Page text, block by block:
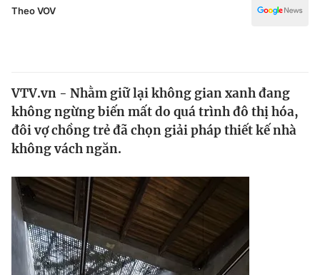
Thế giới
Tin tức
Thế giới đó đây
Câu chuyện quốc tế
Tài chính
Thị trường
Góc doanh nghiệp
Dữ liệu và đời sống
Truyền hình
Y tế
Theo VOV
VTV.vn - Nhằm giữ lại không gian xanh đang
không ngừng biến mất do quá trình đô thị hóa,
đôi vợ chồng trẻ đã chọn giải pháp thiết kế nhà
không vách ngăn.